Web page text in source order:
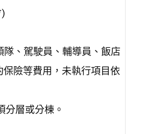
、駕駛員、輔導員、飯店
險等費用，未執行項目依
層或分棟。